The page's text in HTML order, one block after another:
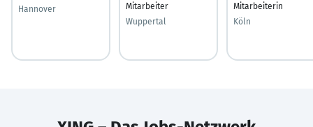
Hannover
Mitarbeiter
Wuppertal
Mitarbeiterin
Köln